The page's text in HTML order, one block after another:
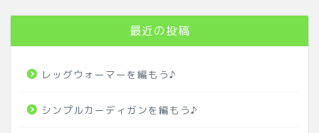
最近の投稿
レッグウォーマーを編もう♪
シンプルカーディガンを編もう♪